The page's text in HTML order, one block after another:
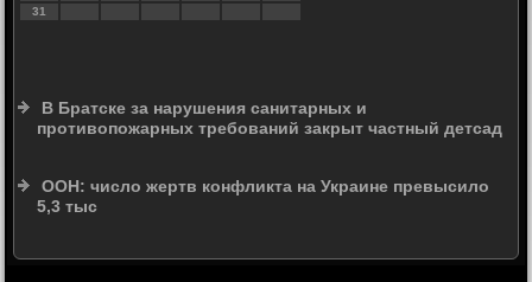
31
В Братске за нарушения санитарных и
противопожарных требований закрыт частный детсад
ООН: число жертв конфликта на Украине превысило
5,3 тыс